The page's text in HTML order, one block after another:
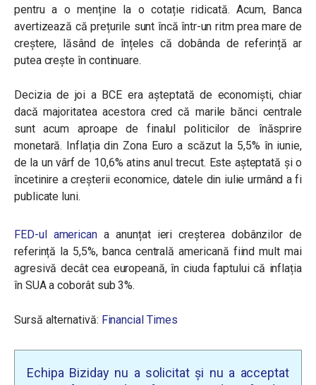
pentru a o menține la o cotație ridicată. Acum, Banca
avertizează că prețurile sunt încă într-un ritm prea mare de
creștere, lăsând de înțeles că dobânda de referință ar
putea crește în continuare.
Decizia de joi a BCE era așteptată de economiști, chiar
dacă majoritatea acestora cred că marile bănci centrale
sunt acum aproape de finalul politicilor de înăsprire
monetară. Inflația din Zona Euro a scăzut la 5,5% în iunie,
de la un vârf de 10,6% atins anul trecut. Este așteptată și o
încetinire a creșterii economice, datele din iulie urmând a fi
publicate luni.
FED-ul american a anunțat ieri creșterea dobânzilor de
referință la 5,5%, banca centrală americană fiind mult mai
agresivă decât cea europeană, în ciuda faptului că inflația
în SUA a coborât sub 3%.
Sursă alternativă: Financial Times
Echipa Biziday nu a solicitat și nu a acceptat